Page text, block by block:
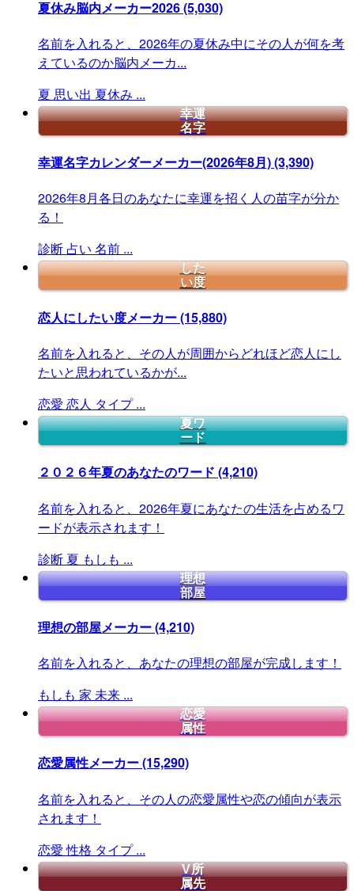
夏休み脳内メーカー2026(5,030)
名前を入れると、2026年の夏休み中にその人が何を考
えているのか脳内メーカ...
夏 思い出 夏休み ...
幸運
名字
幸運名字カレンダーメーカー(2026年8月)(3,390)
2026年8月各日のあなたに幸運を招く人の苗字が分か
る！
診断 占い 名前 ...
した
い度
恋人にしたい度メーカー(15,880)
名前を入れると、その人が周囲からどれほど恋人にし
たいと思われているかが...
恋愛 恋人 タイプ ...
夏ワ
ード
２０２６年夏のあなたのワード (4,210)
名前を入れると、2026年夏にあなたの生活を占めるワ
ードが表示されます！
診断 夏 もしも ...
理想
部屋
理想の部屋メーカー(4,210)
名前を入れると、あなたの理想の部屋が完成します！
もしも 家 未来 ...
恋愛
属性
恋愛属性メーカー(15,290)
名前を入れると、その人の恋愛属性や恋の傾向が表示
されます！
恋愛 性格 タイプ ...
V所
属先